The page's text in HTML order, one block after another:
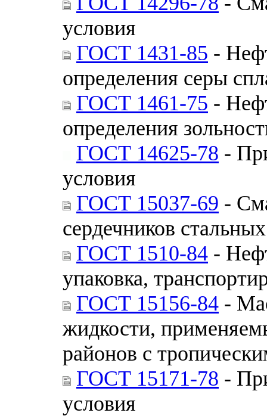
условия
ГОСТ 1431-85 -
определения серы
ГОСТ 1461-75 -
определения
ГОСТ 14625-78 -
условия
ГОСТ 15037-69 -
сердечников
ГОСТ 1510-84 -
упаковка,
ГОСТ 15156-84 -
жидкости,
районов с
ГОСТ 15171-78 -
условия